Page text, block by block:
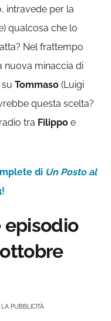
intravede per la
qualcosa che lo
Nel frattempo
nuova minaccia di
suTommaso(Luigi
questa scelta?
tra Filippo e
di Un Posto al
episodio
PUBBLICITÀ